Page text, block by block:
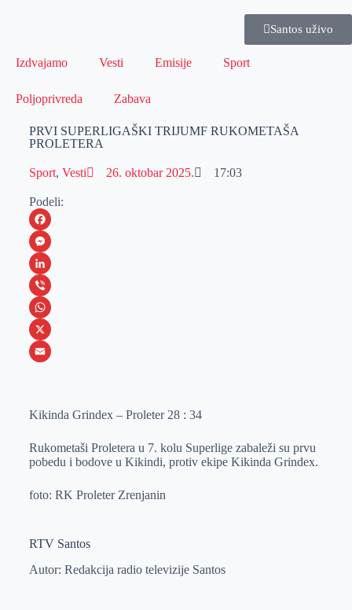
Santos uživo
Izdvajamo Vesti Emisije Sport
Poljoprivreda Zabava
PRVI SUPERLIGAŠKI TRIJUMF RUKOMETAŠA
PROLETERA
Sport, Vesti 26. oktobar 2025. 17:03
Podeli:
F
a
c
e
b
o
M
e
s
s
e
e
L
i
n
k
I
V
i
b
W
h
s
p
X
a
l
Kikinda Grindex – Proleter 28 : 34
Rukometaši Proletera u 7. kolu Superlige zabaleži su prvu
pobedu i bodove u Kikindi, protiv ekipe Kikinda Grindex.
foto: RK Proleter Zrenjanin
RTV Santos
Autor: Redakcija radio televizije Santos